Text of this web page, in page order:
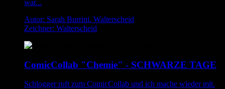
war...
Autor: Sarah Burrini. Walterscheid
Zeichner: Walterscheid
ComicCollab "Chemie" - SCHWARZE TAGE
Schlogger ruft zum ComicCollab und ich mache wieder mit.